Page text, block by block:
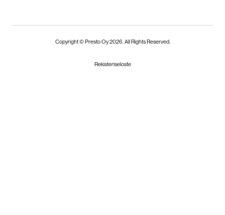
Copyright © Presto Oy2026 . All Rights Reserved.
Rekisteriseloste